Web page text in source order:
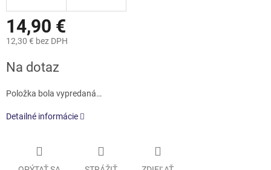
14,90 €
12,30 € bez DPH
cena:
Na dotaz
Položka bola vypredaná…
Detailné informácie